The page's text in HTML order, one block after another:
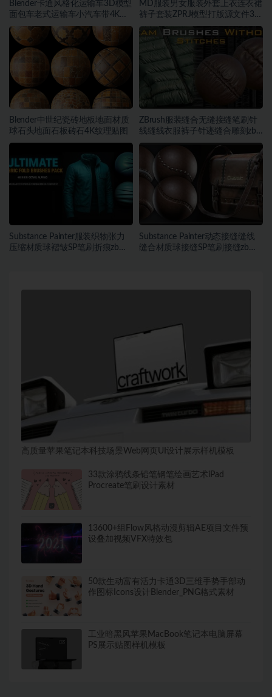
Blender卡通风格化运输车3D模型
面包车老式运输车小汽车带4K纹
理
MD服装男女服装外套上衣连衣裙
裤子套装ZPRJ模型打版源文件3D
服装
Blender中世纪瓷砖地板地面材质
球石头地面石板砖石4K纹理贴图
ZBrush服装缝合无缝接缝笔刷针
线缝线衣服裤子针迹缝合雕刻zb
笔刷
Substance Painter服装织物张力
压缩材质球褶皱SP笔刷折痕zb笔
Substance Painter动态接缝缝线
缝合材质球接缝SP笔刷接缝zb笔
高质量苹果笔记本科技场景Web网页UI设计展示样机模板
33款涂鸦线条铅笔钢笔绘画艺术iPad
Procreate笔刷设计素材
13600+组Flow风格动漫剪辑AE项目文件预
设叠加视频VFX特效包
50款生动富有活力卡通3D三维手势手部动
作图标Icons设计Blender_PNG格式素材
工业暗黑风苹果MacBook笔记本电脑屏幕
PS展示贴图样机模板